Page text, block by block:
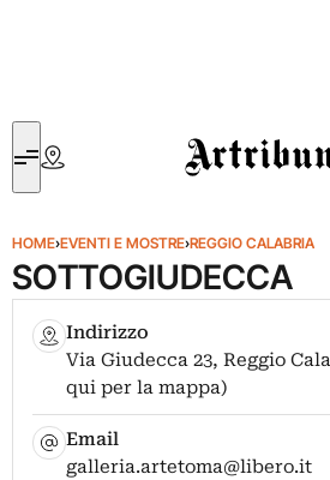
Artribune
HOME›EVENTI E MOSTRE›REGGIO CALABRIA
SOTTOGIUDECCA
Indirizzo
Via Giudecca 23, Reggio
qui per la mappa)
Email
galleria.artetoma@libero.it